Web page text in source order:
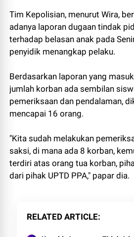
Tim Kepolisian, menurut Wira,
adanya laporan dugaan tindak
terhadap belasan anak pada
penyidik menangkap pelaku.
Berdasarkan laporan yang
jumlah korban ada sembilan
pemeriksaan dan pendalaman,
mencapai 16 orang.
"Kita sudah melakukan
saksi, di mana ada 8 korban,
terdiri atas orang tua korban,
dari pihak UPTD PPA," papar dia.
RELATED ARTICLE